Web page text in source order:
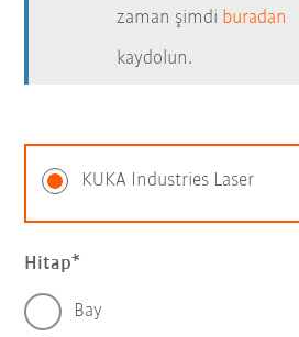
zaman şimdi buradan
kaydolun.
KUKA Industries Laser
Hitap
Bay